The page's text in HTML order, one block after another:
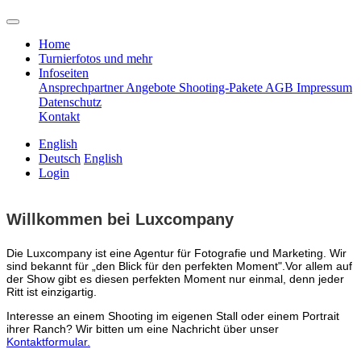
Home
Turnierfotos und mehr
Infoseiten
AnsprechpartnerAngebote Shooting-Pakete AGB Impressum
Datenschutz
Kontakt
English
Deutsch English
Login
Willkommen bei Luxcompany
Die Luxcompany ist eine Agentur für Fotografie und Marketing. Wir
sind bekannt für „den Blick für den perfekten Moment".Vor allem auf
der Show gibt es diesen perfekten Moment nur einmal, denn jeder
Ritt ist einzigartig.
Interesse an einem Shooting im eigenen Stall oder einem Portrait
ihrer Ranch? Wir bitten um eine Nachricht über unser
Kontaktformular.